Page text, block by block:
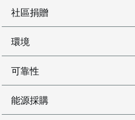
社區捐贈
環境
可靠性
能源採購